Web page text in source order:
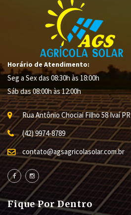
Horário de Atendimento:
Seg a Sex das 08:30h às 18:00h
Sáb das 08:00h às 12:00h
Rua Antônio Chociai Filho58IvaíPR
(42) 9974-8789
contato@agsagricolasolar.com.br
Fique Por Dentro